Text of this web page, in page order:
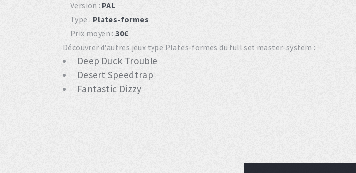
Version : PAL
Type : Plates-formes
Prix moyen :30€
Découvrer d'autres jeux type Plates-formes du full set master-system :
Deep Duck Trouble
Desert Speedtrap
Fantastic Dizzy